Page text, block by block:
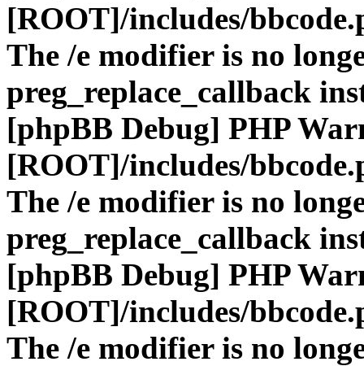
[ROOT]/includes/
The /e modifier is no
preg_replace_callback
[phpBB Debug] PHP
[ROOT]/includes/
The /e modifier is no
preg_replace_callback
[phpBB Debug] PHP
[ROOT]/includes/
The /e modifier is no